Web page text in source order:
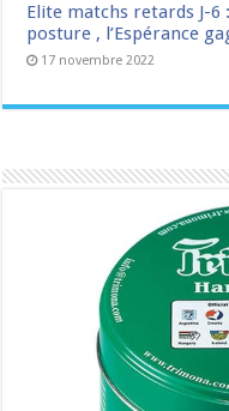
Elite matchs retards J-6
posture , l’Espérance
17 novembre 2022